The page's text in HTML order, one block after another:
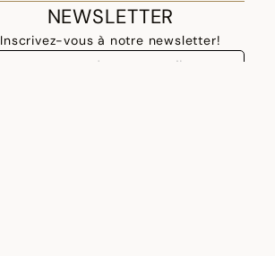
NEWSLETTER
Inscrivez-vous à notre newsletter!